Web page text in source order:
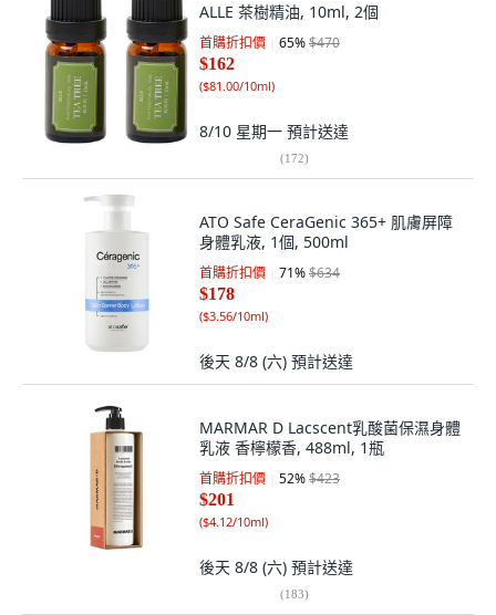
ALLE 茶樹精油, 10ml, 2個
首購折扣價 65%$470
$162
($81.00/10ml)
8/10 星期一 預計送達
(172)
ATO Safe CeraGenic 365+ 肌膚屏障
身體乳液, 1個, 500ml
首購折扣價 71%$634
$178
($3.56/10ml)
後天 8/8 (六) 預計送達
MARMAR D Lacscent乳酸菌保濕身體
乳液 香檸檬香, 488ml, 1瓶
首購折扣價 52%$423
$201
($4.12/10ml)
後天 8/8 (六) 預計送達
(183)